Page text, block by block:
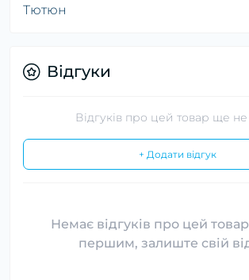
Тютюн
Відгуки
Відгуків про цей товар ще
+ Додати відгук
Немає відгуків про цей
першим, залиште свій